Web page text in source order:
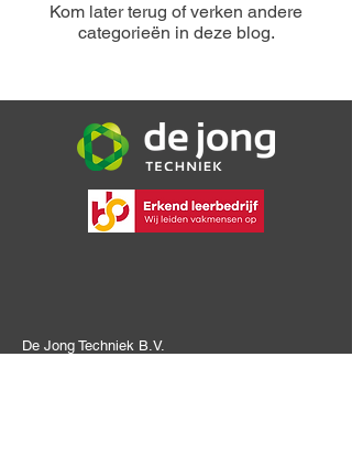
Kom later terug of verken andere
categorieën in deze blog.
De Jong Techniek B.V.